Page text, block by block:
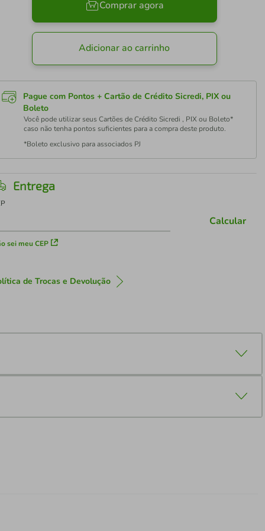
Comprar agora
Adicionar ao carrinho
Pague com Pontos + Cartão de Crédito Sicredi, PIX ou
Boleto
Você pode utilizar seus Cartões de Crédito Sicredi , PIX ou Boleto*
caso não tenha pontos suficientes para a compra deste produto.
*Boleto exclusivo para associados PJ
Entrega
sei meu CEP
Calcular
de Trocas e Devolução